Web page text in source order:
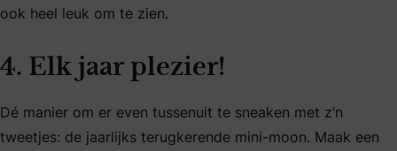
ook heel leuk om te zien.
4. Elk jaar plezier!
Dé manier om er even tussenuit te sneaken met z’n
tweetjes: de jaarlijks terugkerende mini-moon. Maak een